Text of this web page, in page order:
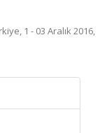
1 - 03 Aralık 2016,